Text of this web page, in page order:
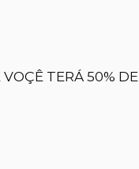
TERÁ 50% DE